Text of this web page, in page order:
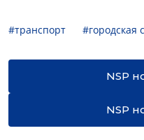
#транспорт #городская
NSP
NSP